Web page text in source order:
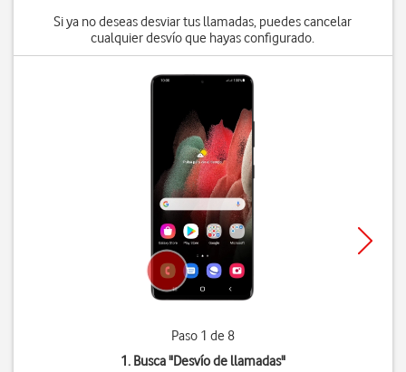
Si ya no deseas desviar tus llamadas, puedes cancelar
cualquier desvío que hayas configurado.
Paso 1 de 8
1. Busca "Desvío de llamadas"